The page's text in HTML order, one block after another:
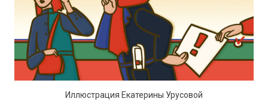
Иллюстрация Екатерины Урусовой